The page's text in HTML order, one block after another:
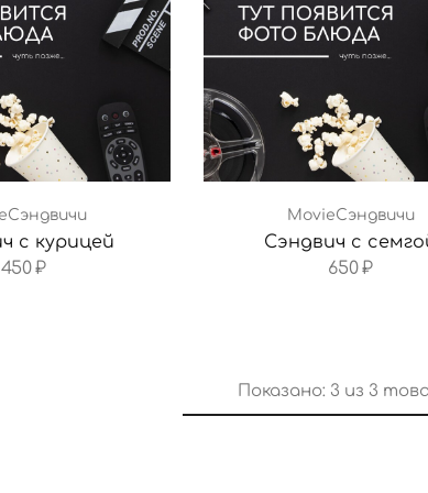
с курицей
450₽
MovieСэндвичи
Сэндвич с
650₽
Показано: 3 из 3